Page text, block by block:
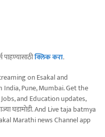
पाहण्यासाठीक्लिक करा.
on Esakal and
India, Pune, Mumbai. Get the
and Education updates,
घडामोडी. And Live taja batmya
Marathi news Channel app